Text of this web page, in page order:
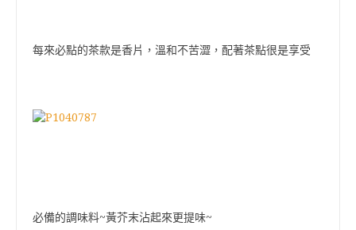
每來必點的茶款是香片，溫和不苦澀，配著茶點很是享受
必備的調味料~黃芥末沾起來更提味~